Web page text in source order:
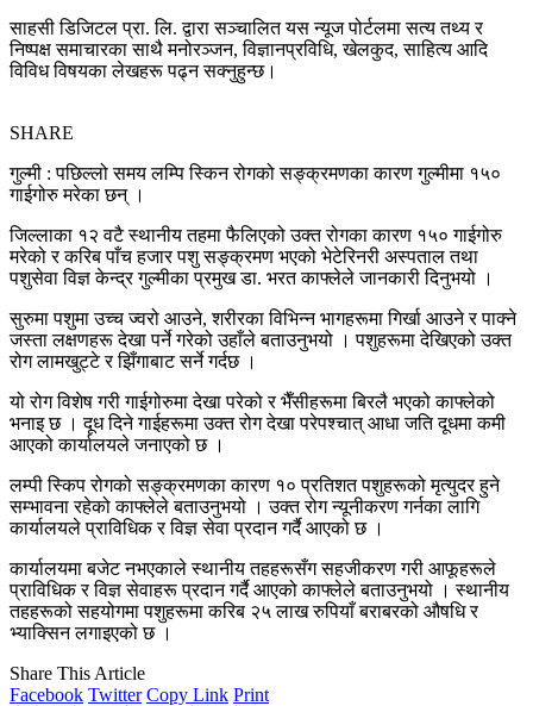
साहसी डिजिटल प्रा. लि. द्वारा सञ्चालित यस न्यूज पोर्टलमा सत्य तथ्य र
निष्पक्ष समाचारका साथै मनोरञ्जन, विज्ञानप्रविधि, खेलकुद, साहित्य आदि
विविध विषयका लेखहरू पढ्न सक्नुहुन्छ।
SHARE
गुल्मी : पछिल्लो समय लम्पि स्किन रोगको सङ्क्रमणका कारण गुल्मीमा १५०
गाईगोरु मरेका छन् ।
जिल्लाका १२ वटै स्थानीय तहमा फैलिएको उक्त रोगका कारण १५० गाईगोरु
मरेको र करिब पाँच हजार पशु सङ्क्रमण भएको भेटेरिनरी अस्पताल तथा
पशुसेवा विज्ञ केन्द्र गुल्मीका प्रमुख डा. भरत काफ्लेले जानकारी दिनुभयो ।
सुरुमा पशुमा उच्च ज्वरो आउने, शरीरका विभिन्न भागहरूमा गिर्खा आउने र पाक्ने
जस्ता लक्षणहरू देखा पर्ने गरेको उहाँले बताउनुभयो । पशुहरूमा देखिएको उक्त
रोग लामखुट्टे र झिँगाबाट सर्ने गर्दछ ।
यो रोग विशेष गरी गाईगोरुमा देखा परेको र भैँसीहरूमा बिरलै भएको काफ्लेको
भनाइ छ । दूध दिने गाईहरूमा उक्त रोग देखा परेपश्चात् आधा जति दूधमा कमी
आएको कार्यालयले जनाएको छ ।
लम्पी स्किप रोगको सङ्क्रमणका कारण १० प्रतिशत पशुहरूको मृत्युदर हुने
सम्भावना रहेको काफ्लेले बताउनुभयो । उक्त रोग न्यूनीकरण गर्नका लागि
कार्यालयले प्राविधिक र विज्ञ सेवा प्रदान गर्दै आएको छ ।
कार्यालयमा बजेट नभएकाले स्थानीय तहहरूसँग सहजीकरण गरी आफूहरूले
प्राविधिक र विज्ञ सेवाहरू प्रदान गर्दै आएको काफ्लेले बताउनुभयो । स्थानीय
तहहरूको सहयोगमा पशुहरूमा करिब २५ लाख रुपियाँ बराबरको औषधि र
भ्याक्सिन लगाइएको छ ।
Share This Article
Facebook Twitter Copy Link Print